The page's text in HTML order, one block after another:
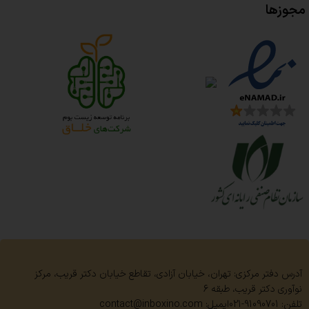
مجوزها
آدرس دفتر مرکزی: تهران، خیابان آزادی، تقاطع خیابان دکتر قریب، مرکز
نوآوری دکتر قریب، طبقه 6
تلفن: 91090701-021
ایمیل: contact@inboxino.com